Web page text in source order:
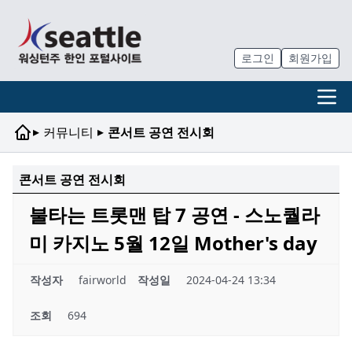
로그인 회원가입
▸ 커뮤니티 ▸ 콘서트 공연 전시회
콘서트 공연 전시회
불타는 트롯맨 탑 7 공연 - 스노퀄라
미 카지노 5월 12일 Mother's day
작성자 fairworld 작성일 2024-04-24 13:34
조회 694